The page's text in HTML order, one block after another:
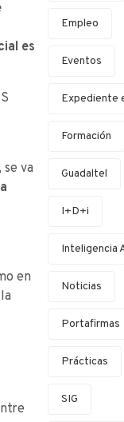
es
va
en
Empleo
Eventos
Expediente
Formación
Guadaltel
I+D+i
Inteligencia
Noticias
Portafirmas
Prácticas
SIG